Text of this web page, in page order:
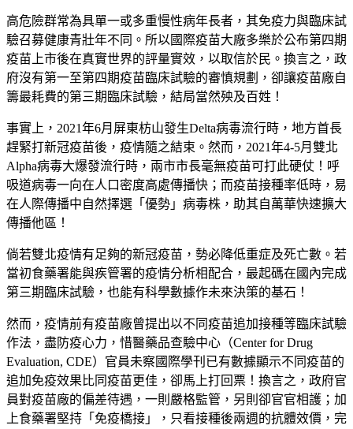
高危險群常為具單一或多重慢性病年長者，其免疫力與臨床試
驗召募健康青壯年不同。所以國際疫苗大廠多樂於公布第四期
疫苗上市後在真實世界的評量實效，以取信於民。換言之，政
府沒有第一至第四期疫苗臨床試驗的審慎規劃，卻讓疫苗廠自
籌最耗費的第三期臨床試驗，結局當然殃及百姓！
事實上，2021年6月屏東枋山發生Delta病毒流行時，地方首長
趕緊打新冠疫苗後，疫情隨之結束。然而，2021年4-5月雙北
Alpha病毒大爆發流行時，兩市市長毫無疫苗可打此硬仗！呼
吸道病毒一向在人口密度高處傳播快；而疫苗接種率低時，易
在人際傳播中自然擇選「優勢」病毒株，助其自萬華快速擴大
傳播他區！
倘若雙北疫情有足夠的新冠疫苗，勢必降低重症及死亡數。若
當初食藥署能與疾管署的疫情分析相配合，最起碼在國內完成
第三期臨床試驗，也能有科學數據作未來決策的基石！
然而，疫情前有疫苗廠曾提出以不同疫苗追加接種等臨床試驗
作法，盡防疫心力，惜醫藥品查驗中心（Center for Drug
Evaluation, CDE）官員未察國際學刊已有數據顯示不同疫苗的
追加免疫效果比同疫苗更佳，卻馬上打回票！換言之，政府官
員對疫苗廠的偏差待遇，一則嚴格監管，另則卻官官相護；加
上食藥署堅持「免疫橋接」，只看接種後兩週的抗體效價，完